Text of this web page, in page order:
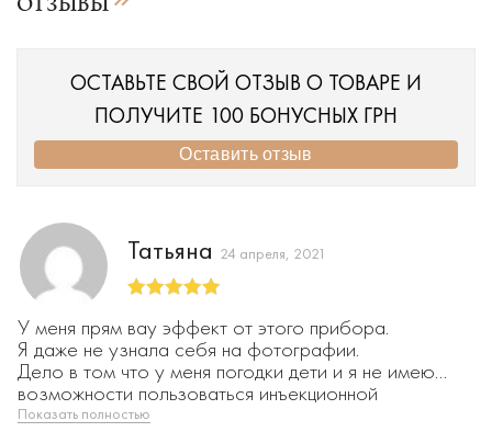
ОСТАВЬТЕ СВОЙ ОТЗЫВ О ТОВАРЕ И
ПОЛУЧИТЕ 100 БОНУСНЫХ ГРН
Оставить отзыв
Татьяна 24 апреля, 2021
5
У меня прям вау эффект от этого прибора.
Я даже не узнала себя на фотографии.
Дело в том что у меня погодки дети и я не имею
возможности пользоваться инъекционной
косметологией к которой привыкла.
Показать полностью